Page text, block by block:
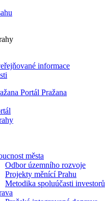
informace
Portál Pražana
města
Odbor územního rozvoje
Projekty měnící Prahu
Metodika spoluúčasti investorů